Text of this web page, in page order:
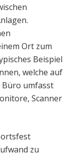
Ort zum
Beispiel
welche auf
Büro umfasst
Scanner
ortsfest
zu